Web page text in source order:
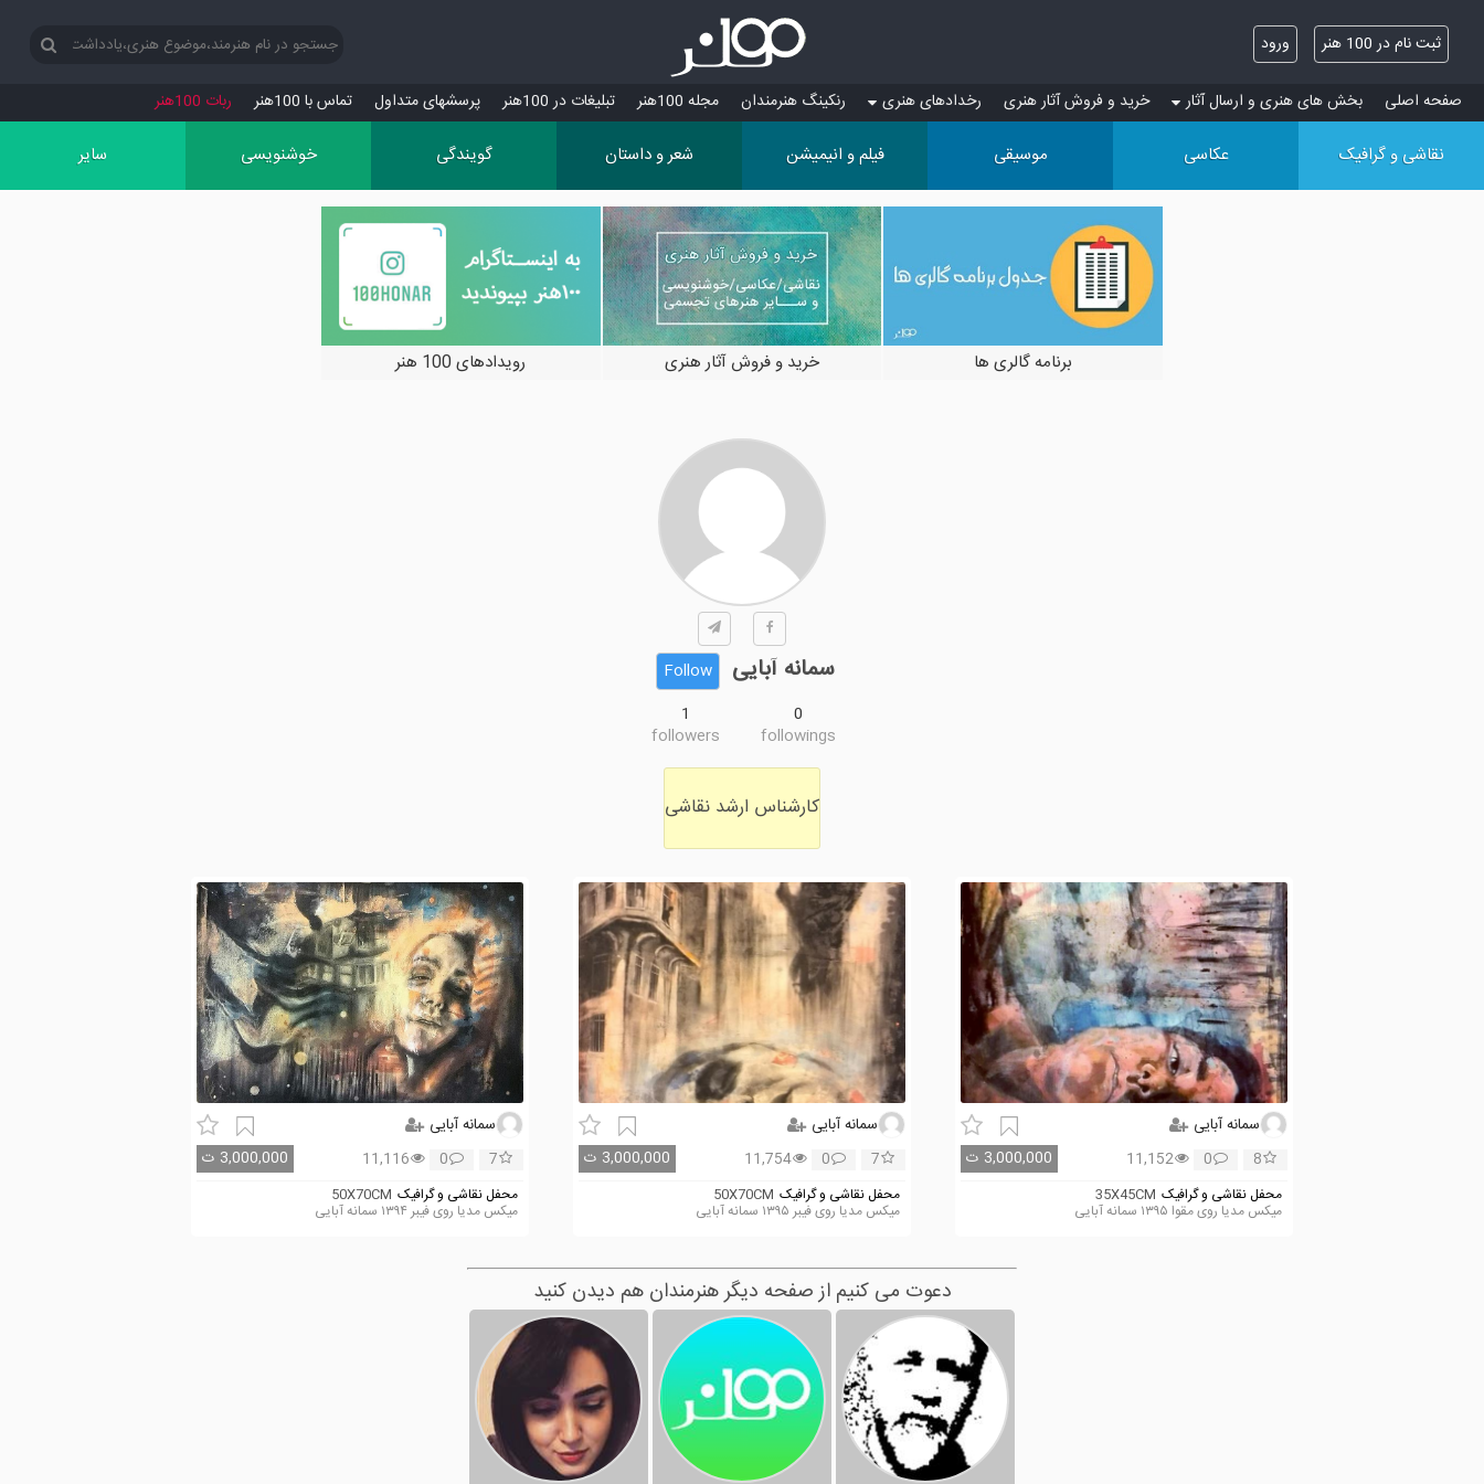
ثبت نام در 100 هنر ورود
صفحه اصلی بخش های هنری و ارسال آثار خرید و فروش آثار هنری رخدادهای هنری رنکینگ هنرمندان مجله 100هنر تبلیغات در 100هنر پرسش‏های متداول تماس با 100هنر ربات 100هنر
نقاشی و گرافیک عکاسی موسیقی فیلم و انیمیشن شعر و داستان گویندگی خوشنویسی سایر
رویدادهای 100 هنر خرید و فروش آثار هنری برنامه گالری ها
سمانه آبایی
Follow
0
followings
1
followers
سمانه آبایی
3,000,000 ت 8
0
11,152
محفل نقاشی و گرافیک 35X45CM
میکس مدیا روی مقوا ۱۳۹۵ سمانه آبایی
سمانه آبایی
3,000,000 ت 7
0
11,754
محفل نقاشی و گرافیک 50X70CM
میکس مدیا روی فیبر ۱۳۹۵ سمانه آبایی
سمانه آبایی
3,000,000 ت 7
0
11,116
محفل نقاشی و گرافیک 50X70CM
میکس مدیا روی فیبر ۱۳۹۴ سمانه آبایی
دعوت می کنیم از صفحه دیگر هنرمندان هم دیدن کنید